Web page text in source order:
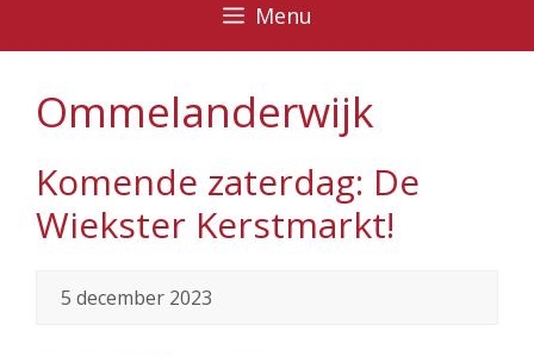
Menu
Ommelanderwijk
Komende zaterdag: De
Wiekster Kerstmarkt!
5 december 2023